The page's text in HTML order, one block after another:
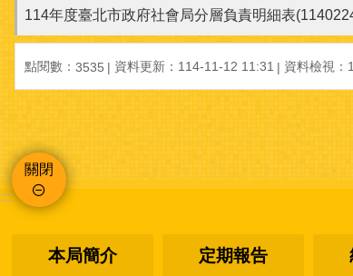
114年度臺北市政府社會局分層負責明細表
點閱數： 3535 資料更新：114-11-12 11:31 資料檢視：
關閉
:::
本局簡介 定期報告